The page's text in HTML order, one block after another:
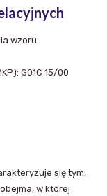
wzoru
G01C 15/00
się tym,
w której